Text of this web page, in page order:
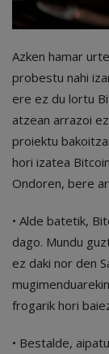
Azken hamar
probestu nahi
ere ez du lortu
atzean arrazoi
proiektu
hori izatea
Ondoren, bere
• Alde batetik,
dago. Mundu
ez daki nor den
frogarik hori
• Bestalde,